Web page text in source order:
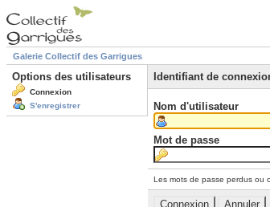
Galerie Collectif des Garrigues
Options des utilisateurs
Connexion
S'enregistrer
Identifiant de
Nom d'utilisateur
Mot de passe
Les mots de passe perdus ou